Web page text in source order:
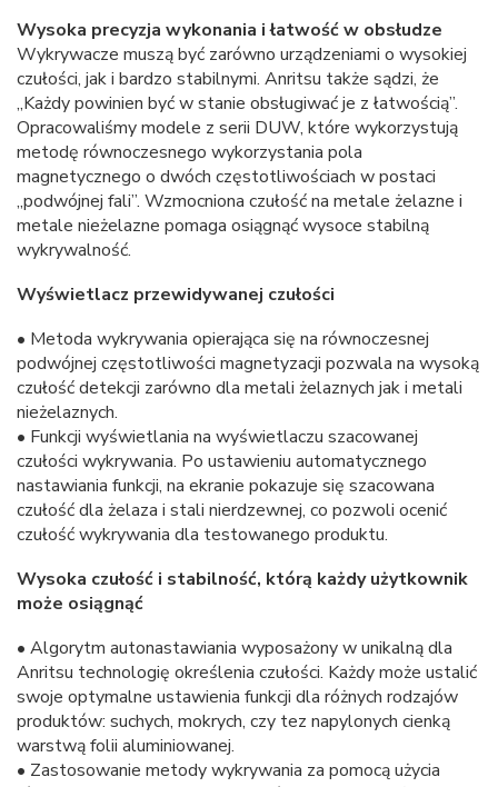
Wysoka precyzja wykonania i łatwość w obsłudze
Wykrywacze muszą być zarówno urządzeniami o wysokiej
czułości, jak i bardzo stabilnymi. Anritsu także sądzi, że
„Każdy powinien być w stanie obsługiwać je z łatwością”.
Opracowaliśmy modele z serii DUW, które wykorzystują
metodę równoczesnego wykorzystania pola
magnetycznego o dwóch częstotliwościach w postaci
„podwójnej fali”. Wzmocniona czułość na metale żelazne i
metale nieżelazne pomaga osiągnąć wysoce stabilną
wykrywalność.
Wyświetlacz przewidywanej czułości
• Metoda wykrywania opierająca się na równoczesnej
podwójnej częstotliwości magnetyzacji pozwala na wysoką
czułość detekcji zarówno dla metali żelaznych jak i metali
nieżelaznych.
• Funkcji wyświetlania na wyświetlaczu szacowanej
czułości wykrywania. Po ustawieniu automatycznego
nastawiania funkcji, na ekranie pokazuje się szacowana
czułość dla żelaza i stali nierdzewnej, co pozwoli ocenić
czułość wykrywania dla testowanego produktu.
Wysoka czułość i stabilność, którą każdy użytkownik
może osiągnąć
• Algorytm autonastawiania wyposażony w unikalną dla
Anritsu technologię określenia czułości. Każdy może ustalić
swoje optymalne ustawienia funkcji dla różnych rodzajów
produktów: suchych, mokrych, czy tez napylonych cienką
warstwą folii aluminiowanej.
• Zastosowanie metody wykrywania za pomocą użycia